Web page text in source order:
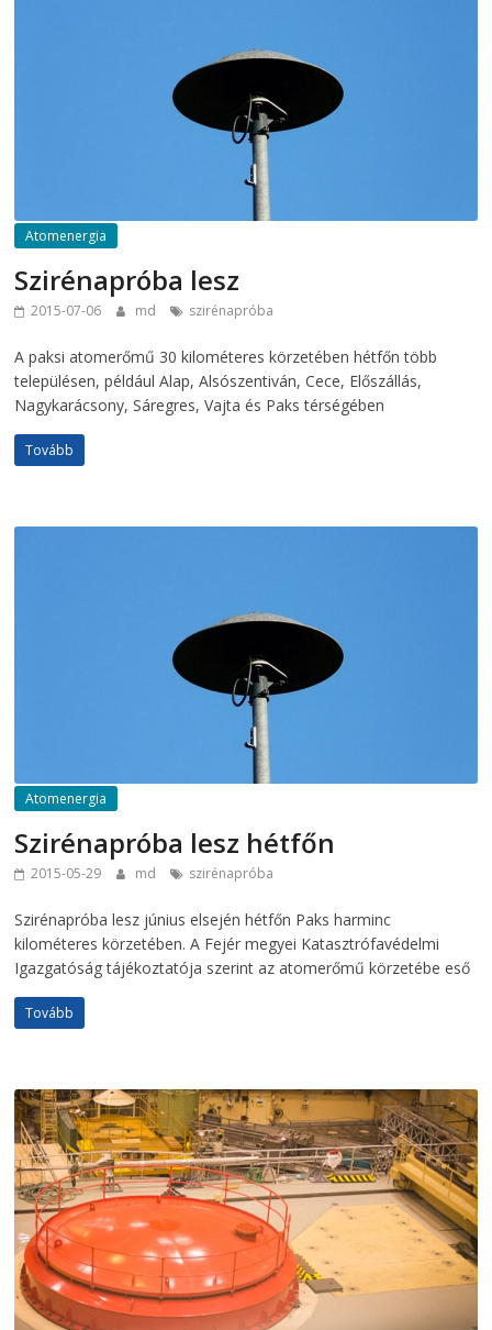
Atomenergia
Szirénapróba lesz
2015-07-06 md szirénapróba
A paksi atomerőmű 30 kilométeres körzetében hétfőn több
településen, például Alap, Alsószentiván, Cece, Előszállás,
Nagykarácsony, Sáregres, Vajta és Paks térségében
Tovább
Atomenergia
Szirénapróba lesz hétfőn
2015-05-29 md szirénapróba
Szirénapróba lesz június elsején hétfőn Paks harminc
kilométeres körzetében. A Fejér megyei Katasztrófavédelmi
Igazgatóság tájékoztatója szerint az atomerőmű körzetébe eső
Tovább